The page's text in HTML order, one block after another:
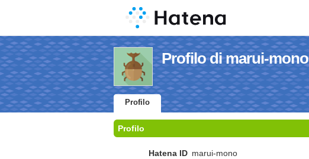
Profilo di marui-mono
Profilo
Profilo
Hatena ID marui-mono